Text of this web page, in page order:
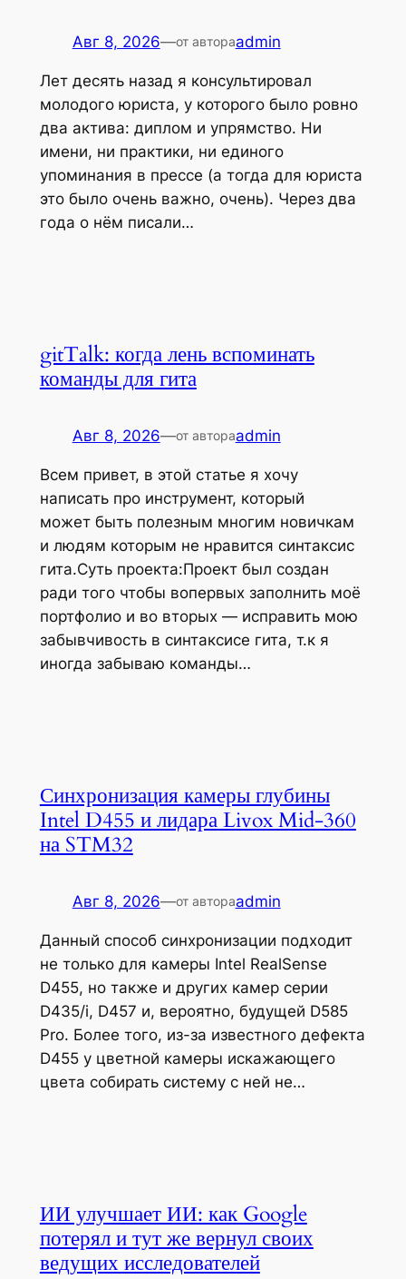
Авг 8, 2026—от автораadmin
Лет десять назад я консультировал
молодого юриста, у которого было ровно
два актива: диплом и упрямство. Ни
имени, ни практики, ни единого
упоминания в прессе (а тогда для юриста
это было очень важно, очень). Через два
года о нём писали…
gitTalk: когда лень вспоминать
команды для гита
Авг 8, 2026—от автораadmin
Всем привет, в этой статье я хочу
написать про инструмент, который
может быть полезным многим новичкам
и людям которым не нравится синтаксис
гита.Суть проекта:Проект был создан
ради того чтобы вопервых заполнить моё
портфолио и во вторых — исправить мою
забывчивость в синтаксисе гита, т.к я
иногда забываю команды…
Синхронизация камеры глубины
Intel D455 и лидара Livox Mid-360
на STM32
Авг 8, 2026—от автораadmin
Данный способ синхронизации подходит
не только для камеры Intel RealSense
D455, но также и других камер серии
D435/i, D457 и, вероятно, будущей D585
Pro. Более того, из-за известного дефекта
D455 у цветной камеры искажающего
цвета собирать систему с ней не…
ИИ улучшает ИИ: как Google
потерял и тут же вернул своих
ведущих исследователей